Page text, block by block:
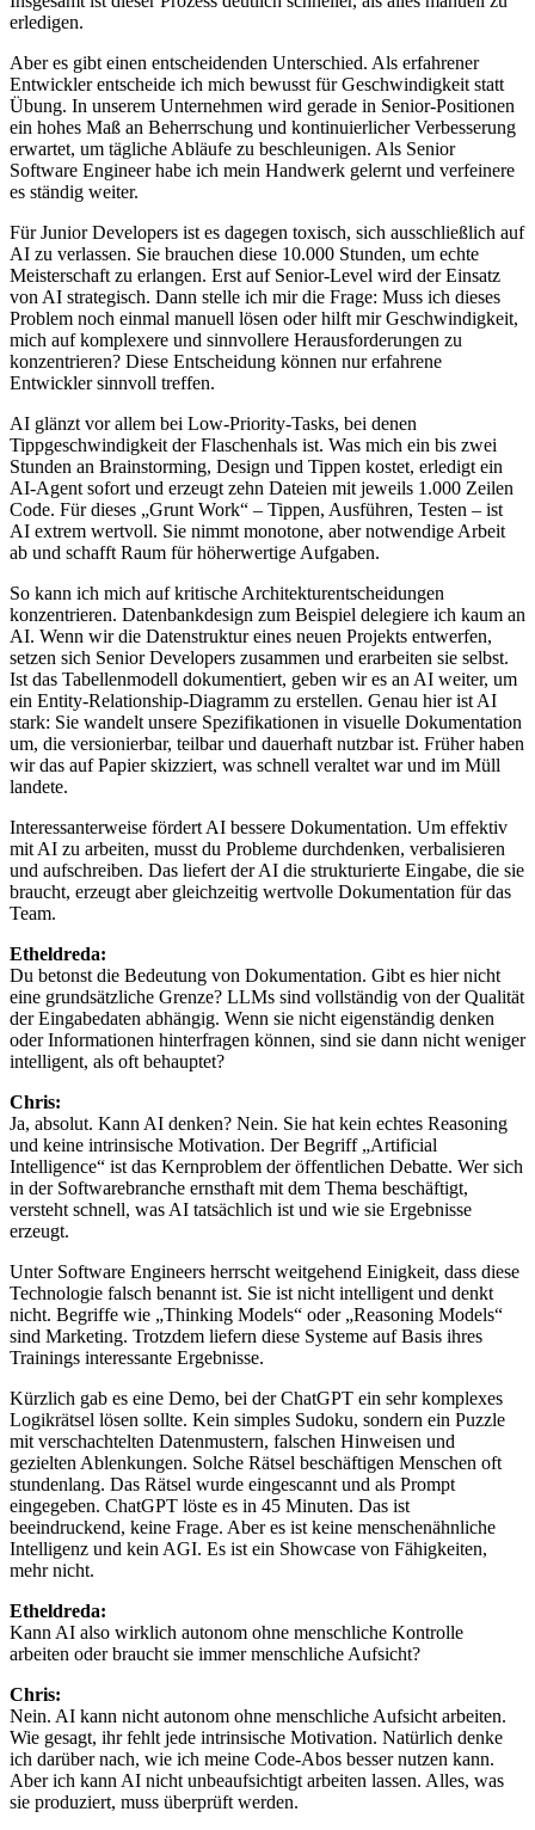
erledigen.
Aber es gibt einen entscheidenden Unterschied. Als erfahrener
Entwickler entscheide ich mich bewusst für Geschwindigkeit statt
Übung. In unserem Unternehmen wird gerade in Senior-Positionen
ein hohes Maß an Beherrschung und kontinuierlicher Verbesserung
erwartet, um tägliche Abläufe zu beschleunigen. Als Senior
Software Engineer habe ich mein Handwerk gelernt und verfeinere
es ständig weiter.
Für Junior Developers ist es dagegen toxisch, sich ausschließlich auf
AI zu verlassen. Sie brauchen diese 10.000 Stunden, um echte
Meisterschaft zu erlangen. Erst auf Senior-Level wird der Einsatz
von AI strategisch. Dann stelle ich mir die Frage: Muss ich dieses
Problem noch einmal manuell lösen oder hilft mir Geschwindigkeit,
mich auf komplexere und sinnvollere Herausforderungen zu
konzentrieren? Diese Entscheidung können nur erfahrene
Entwickler sinnvoll treffen.
AI glänzt vor allem bei Low-Priority-Tasks, bei denen
Tippgeschwindigkeit der Flaschenhals ist. Was mich ein bis zwei
Stunden an Brainstorming, Design und Tippen kostet, erledigt ein
AI-Agent sofort und erzeugt zehn Dateien mit jeweils 1.000 Zeilen
Code. Für dieses „Grunt Work“ – Tippen, Ausführen, Testen – ist
AI extrem wertvoll. Sie nimmt monotone, aber notwendige Arbeit
ab und schafft Raum für höherwertige Aufgaben.
So kann ich mich auf kritische Architekturentscheidungen
konzentrieren. Datenbankdesign zum Beispiel delegiere ich kaum an
AI. Wenn wir die Datenstruktur eines neuen Projekts entwerfen,
setzen sich Senior Developers zusammen und erarbeiten sie selbst.
Ist das Tabellenmodell dokumentiert, geben wir es an AI weiter, um
ein Entity-Relationship-Diagramm zu erstellen. Genau hier ist AI
stark: Sie wandelt unsere Spezifikationen in visuelle Dokumentation
um, die versionierbar, teilbar und dauerhaft nutzbar ist. Früher haben
wir das auf Papier skizziert, was schnell veraltet war und im Müll
landete.
Interessanterweise fördert AI bessere Dokumentation. Um effektiv
mit AI zu arbeiten, musst du Probleme durchdenken, verbalisieren
und aufschreiben. Das liefert der AI die strukturierte Eingabe, die sie
braucht, erzeugt aber gleichzeitig wertvolle Dokumentation für das
Team.
Etheldreda:
Du betonst die Bedeutung von Dokumentation. Gibt es hier nicht
eine grundsätzliche Grenze? LLMs sind vollständig von der Qualität
der Eingabedaten abhängig. Wenn sie nicht eigenständig denken
oder Informationen hinterfragen können, sind sie dann nicht weniger
intelligent, als oft behauptet?
Chris:
Ja, absolut. Kann AI denken? Nein. Sie hat kein echtes Reasoning
und keine intrinsische Motivation. Der Begriff „Artificial
Intelligence“ ist das Kernproblem der öffentlichen Debatte. Wer sich
in der Softwarebranche ernsthaft mit dem Thema beschäftigt,
versteht schnell, was AI tatsächlich ist und wie sie Ergebnisse
erzeugt.
Unter Software Engineers herrscht weitgehend Einigkeit, dass diese
Technologie falsch benannt ist. Sie ist nicht intelligent und denkt
nicht. Begriffe wie „Thinking Models“ oder „Reasoning Models“
sind Marketing. Trotzdem liefern diese Systeme auf Basis ihres
Trainings interessante Ergebnisse.
Kürzlich gab es eine Demo, bei der ChatGPT ein sehr komplexes
Logikrätsel lösen sollte. Kein simples Sudoku, sondern ein Puzzle
mit verschachtelten Datenmustern, falschen Hinweisen und
gezielten Ablenkungen. Solche Rätsel beschäftigen Menschen oft
stundenlang. Das Rätsel wurde eingescannt und als Prompt
eingegeben. ChatGPT löste es in 45 Minuten. Das ist
beeindruckend, keine Frage. Aber es ist keine menschenähnliche
Intelligenz und kein AGI. Es ist ein Showcase von Fähigkeiten,
mehr nicht.
Etheldreda:
Kann AI also wirklich autonom ohne menschliche Kontrolle
arbeiten oder braucht sie immer menschliche Aufsicht?
Chris:
Nein. AI kann nicht autonom ohne menschliche Aufsicht arbeiten.
Wie gesagt, ihr fehlt jede intrinsische Motivation. Natürlich denke
ich darüber nach, wie ich meine Code-Abos besser nutzen kann.
Aber ich kann AI nicht unbeaufsichtigt arbeiten lassen. Alles, was
sie produziert, muss überprüft werden.